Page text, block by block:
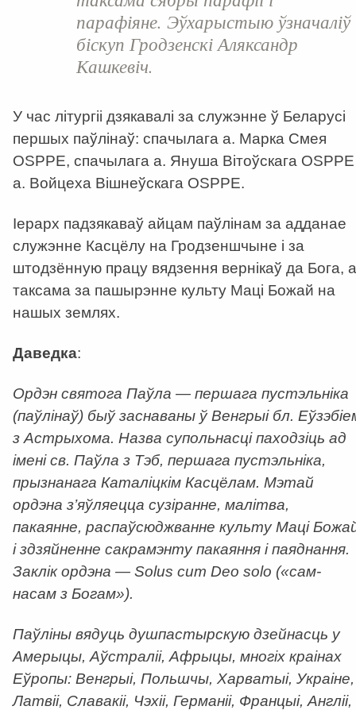
парафіяне. Эўхарыстыю ўзначаліў
біскуп Гродзенскі Аляксандр
Кашкевіч.
У час літургіі дзякавалі за служэнне ў Беларусі
першых паўлінаў: спачылага а. Марка Смея
OSPPE, спачылага а. Януша Вітоўскага OSPPE
а. Войцеха Вішнеўскага OSPPE.
Іерарх падзякаваў айцам паўлінам за адданае
служэнне Касцёлу на Гродзеншчыне і за
штодзённую працу вядзення вернікаў да Бога, а
таксама за пашырэнне культу Маці Божай на
нашых землях.
Даведка:
Ордэн святога Паўла — першага пустэльніка
(паўлінаў) быў заснаваны ў Венгрыі бл.
з Астрыхома. Назва супольнасці паходзіць ад
імені св. Паўла з Тэб, першага пустэльніка,
прызнанага Каталіцкім Касцёлам. Мэтай
ордэна з’яўляецца сузіранне, малітва,
пакаянне, распаўсюджванне культу Маці
і здзяйненне сакрамэнту пакаяння і паяднання.
Заклік ордэна — Solus cum Deo solo («сам-
насам з Богам»).
Паўліны вядуць душпастырскую дзейнасць у
Амерыцы, Аўстраліі, Афрыцы, многіх краінах
Еўропы: Венгрыі, Польшчы, Харватыі, Украіне,
Латвіі, Славакіі, Чэхіі, Германіі, Францыі, Англіі,